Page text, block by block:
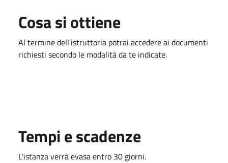
Cosa si ottiene
Al termine dell'istruttoria potrai accedere ai documenti
richiesti secondo le modalità da te indicate.
Tempi e scadenze
L'istanza verrà evasa entro 30 giorni.